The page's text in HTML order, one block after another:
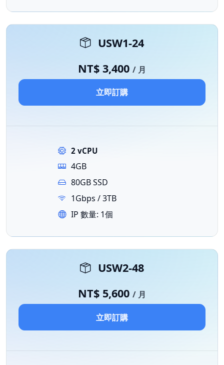
USW1-24
NT$ 3,400 / 月
立即訂購
2 vCPU
4GB
80GB SSD
1Gbps / 3TB
IP 數量: 1個
USW2-48
NT$ 5,600 / 月
立即訂購